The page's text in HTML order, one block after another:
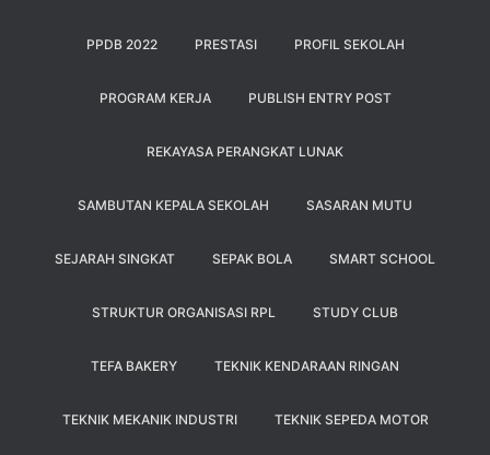
PPDB 2022 PRESTASI PROFIL SEKOLAH
PROGRAM KERJA PUBLISH ENTRY POST
REKAYASA PERANGKAT LUNAK
SAMBUTAN KEPALA SEKOLAH SASARAN MUTU
SEJARAH SINGKAT SEPAK BOLA SMART SCHOOL
STRUKTUR ORGANISASI RPL STUDY CLUB
TEFA BAKERY TEKNIK KENDARAAN RINGAN
TEKNIK MEKANIK INDUSTRI TEKNIK SEPEDA MOTOR